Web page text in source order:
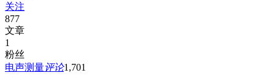
关注
877
文章
1
粉丝
电声测量评论1,701